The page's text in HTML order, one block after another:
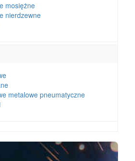
mosiężne
nierdzewne
metalowe pneumatyczne